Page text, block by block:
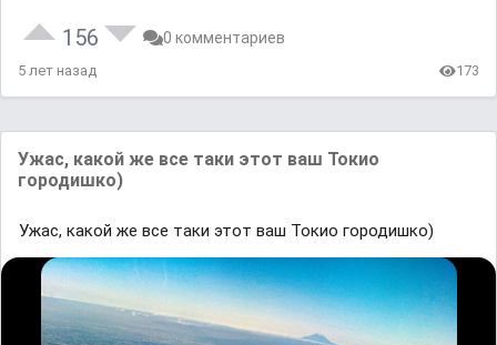
156 0 комментариев
5 лет назад 173
Ужас, какой же все таки этот ваш Токиo
городишко)
Ужас, какой же все таки этот ваш Токиo городишко)